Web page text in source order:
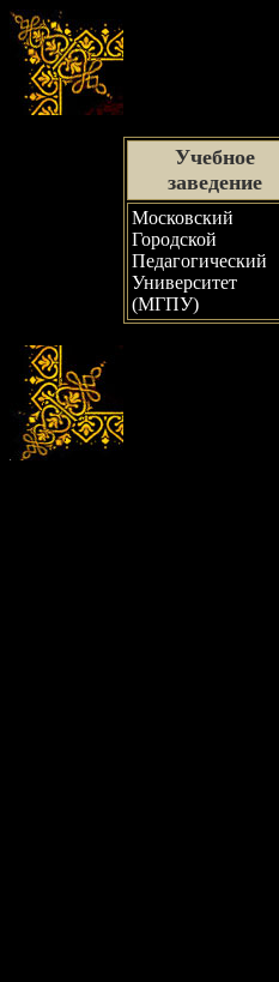
Учебное
заведение
Московский
Городской
Педагогический
Университет
(МГПУ)